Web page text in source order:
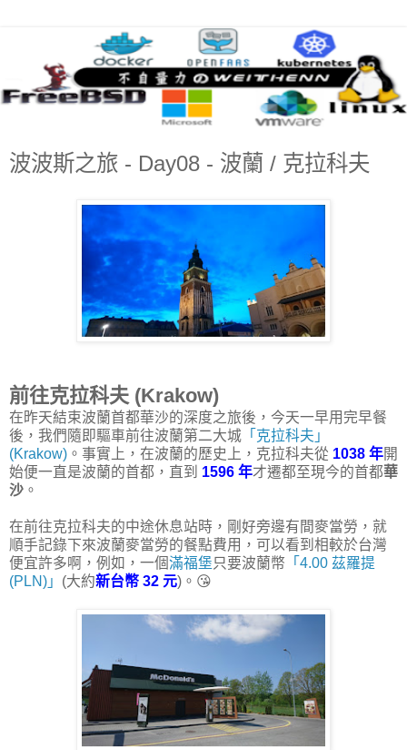
波波斯之旅 - Day08 - 波蘭 / 克拉科夫
前往克拉科夫 (Krakow)
在昨天結束波蘭首都華沙的深度之旅後，今天一早用完早餐
後，我們隨即驅車前往波蘭第二大城 「克拉科夫」
(Krakow) 。事實上，在波蘭的歷史上，克拉科夫從 1038 年開
始便一直是波蘭的首都，直到 1596 年才遷都至現今的首都華
沙 。
在前往克拉科夫的中途休息站時，剛好旁邊有間麥當勞，就
順手記錄下來波蘭麥當勞的餐點費用，可以看到相較於台灣
便宜許多啊，例如，一個滿福堡只要波蘭幣 「4.00 茲羅提
(PLN)」 (大約新台幣 32 元)。😘